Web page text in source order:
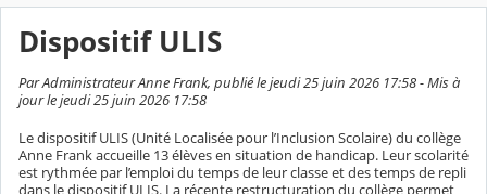
Dispositif ULIS
Par Administrateur Anne Frank, publié le jeudi 25 juin 2026 17:58 - Mis à
jour le jeudi 25 juin 2026 17:58
Le dispositif ULIS (Unité Localisée pour l’Inclusion Scolaire) du collège
Anne Frank accueille 13 élèves en situation de handicap. Leur scolarité
est rythmée par l’emploi du temps de leur classe et des temps de repli
dans le dispositif ULIS. La récente restructuration du collège permet